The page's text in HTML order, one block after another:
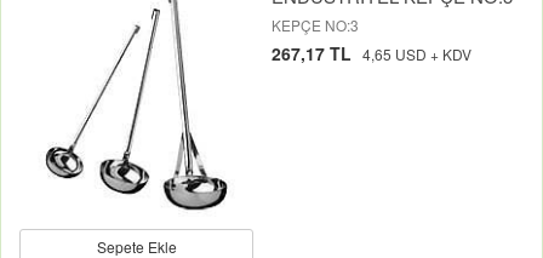
Sepete Ekle
KEPÇE NO:3
267,17 TL 4,65 USD + KDV